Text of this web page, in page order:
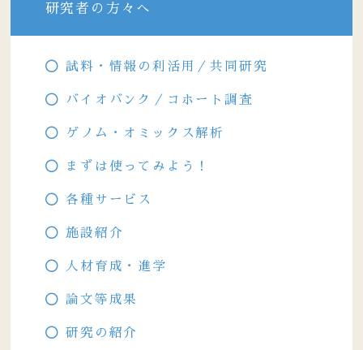
研究者の方々へ
試料・情報の利活用／共同研究
バイオバンク／コホート調査
ゲノム・オミックス解析
まずは使ってみよう！
各種サービス
施設紹介
人材育成・進学
論文等成果
研究の紹介